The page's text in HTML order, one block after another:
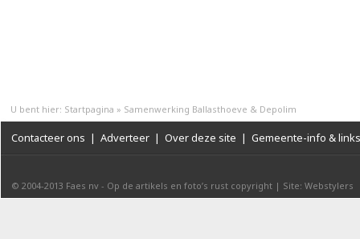
U bent hier: Startpagina » Samenwerking Ballasthoeve & Depolim
Contacteer ons | Adverteer | Over deze site | Gemeente-info & links
© 2004-2013 Faes nv - Op de artikels en foto’s rust copyright | Site: Webstylers